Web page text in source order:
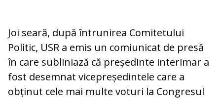
Joi seară, după întrunirea Comitetului
Politic, USR a emis un comiunicat de presă
în care subliniază că președinte interimar a
fost desemnat vicepreședintele care a
obținut cele mai multe voturi la Congresul